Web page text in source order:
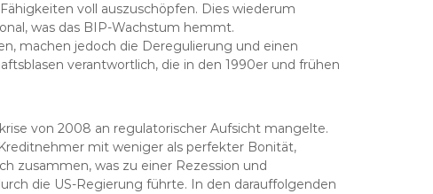
voll auszuschöpfen. Dies wiederum
was das BIP-Wachstum hemmt.
machen jedoch die Deregulierung und einen
verantwortlich, die in den 1990er und frühen
von 2008 an regulatorischer Aufsicht mangelte.
mit weniger als perfekter Bonität,
zusammen, was zu einer Rezession und
die US-Regierung führte. In den darauffolgenden